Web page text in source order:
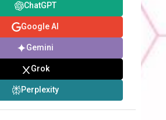
ChatGPT
Google AI
Gemini
Grok
Perplexity